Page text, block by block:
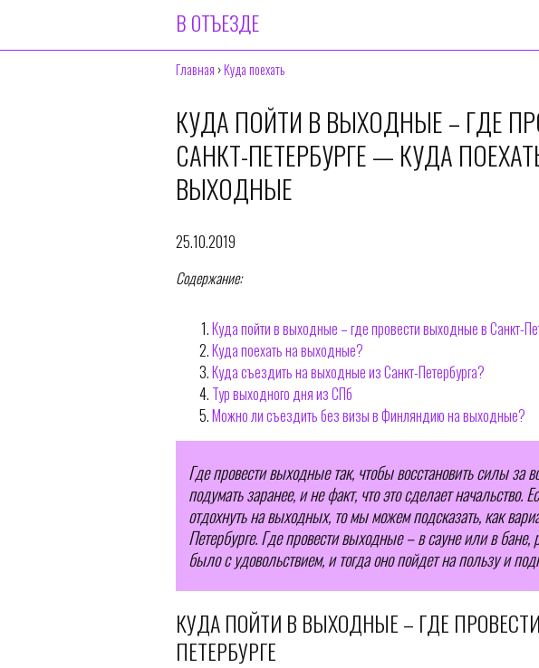
В ОТЪЕЗДЕ
Главная ›Куда поехать
КУДА ПОЙТИ В ВЫХОДНЫЕ – ГДЕ
САНКТ-ПЕТЕРБУРГЕ — КУДА
ВЫХОДНЫЕ
25.10.2019
Содержание:
Куда пойти в выходные – где провести выходные в Санкт-
Куда поехать на выходные?
Куда съездить на выходные из Санкт-Петербурга?
Тур выходного дня из СПб
Можно ли съездить без визы в Финляндию на выходные?
Где провести выходные так, чтобы восстановить силы за
подумать заранее, и не факт, что это сделает
отдохнуть на выходных, то мы можем подсказать, как
Петербурге. Где провести выходные – в сауне или в бане,
было с удовольствием, и тогда оно пойдет на пользу и
КУДА ПОЙТИ В ВЫХОДНЫЕ – ГДЕ
ПЕТЕРБУРГЕ